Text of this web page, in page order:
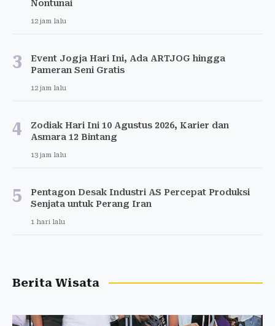
Nontunai
12 jam lalu
3
Event Jogja Hari Ini, Ada ARTJOG hingga
Pameran Seni Gratis
12 jam lalu
4
Zodiak Hari Ini 10 Agustus 2026, Karier dan
Asmara 12 Bintang
13 jam lalu
5
Pentagon Desak Industri AS Percepat Produksi
Senjata untuk Perang Iran
1 hari lalu
Berita Wisata